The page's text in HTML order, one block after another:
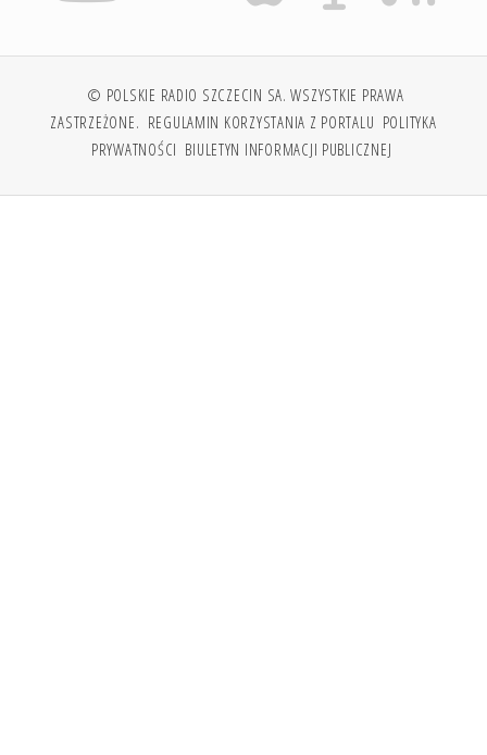
© POLSKIE RADIO SZCZECIN SA. WSZYSTKIE PRAWA
ZASTRZEŻONE. REGULAMIN KORZYSTANIA Z PORTALU POLITYKA
PRYWATNOŚCI BIULETYN INFORMACJI PUBLICZNEJ